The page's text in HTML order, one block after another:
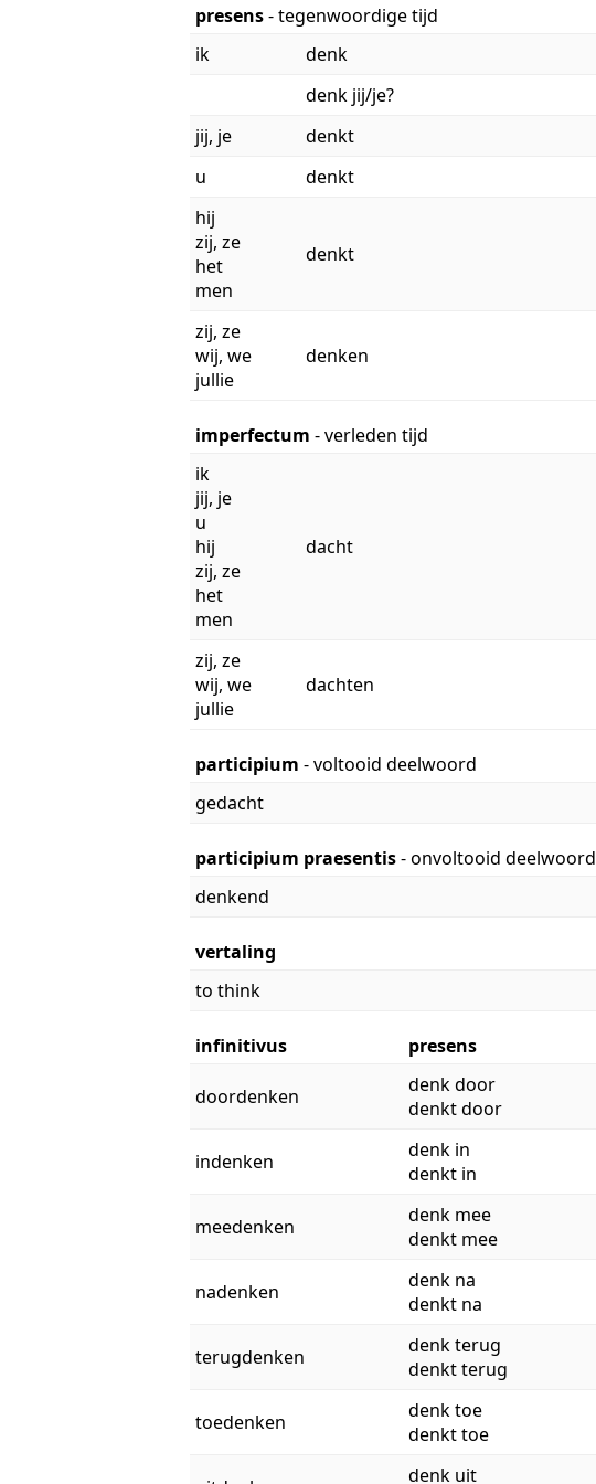
presens- tegenwoordige tijd
ik
denk
denk jij/je?
jij, je
denkt
u
denkt
hij
zij, ze
het
men
denkt
zij, ze
wij, we
jullie
denken
imperfectum - verleden tijd
ik
jij, je
u
hij
zij, ze
het
men
dacht
zij, ze
wij, we
jullie
dachten
participium - voltooid deelwoord
gedacht
participium praesentis- onvoltooid deelwoord
denkend
vertaling
to think
infinitivus presens
doordenken
denk door
denkt door
indenken
denk in
denkt in
meedenken
denk mee
denkt mee
nadenken
denk na
denkt na
terugdenken
denk terug
denkt terug
toedenken
denk toe
denkt toe
denk uit